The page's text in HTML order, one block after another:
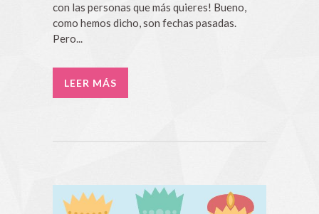
con las personas que más quieres! Bueno,
como hemos dicho, son fechas pasadas.
Pero...
LEER MÁS